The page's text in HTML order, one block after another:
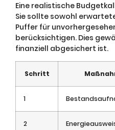
Eine realistische
Sie sollte sowohl
Puffer für
berücksichtigen. Dies
finanziell abgesichert ist.
Schritt
1
2